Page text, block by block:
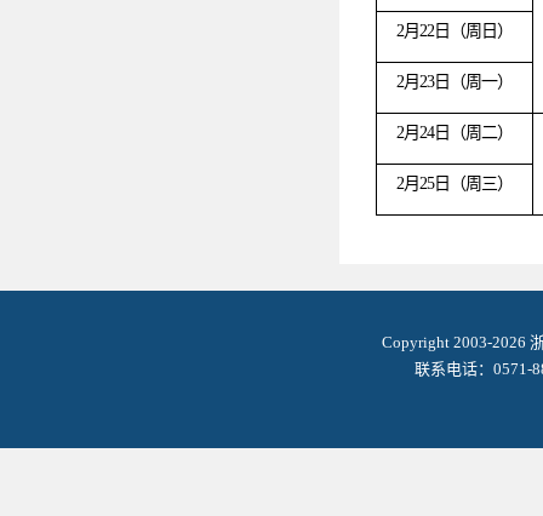
2月22日（周日）
2月23日（周一）
2月24日（周二）
2月25日（周三）
Copyright 2003-2026
联系电话：